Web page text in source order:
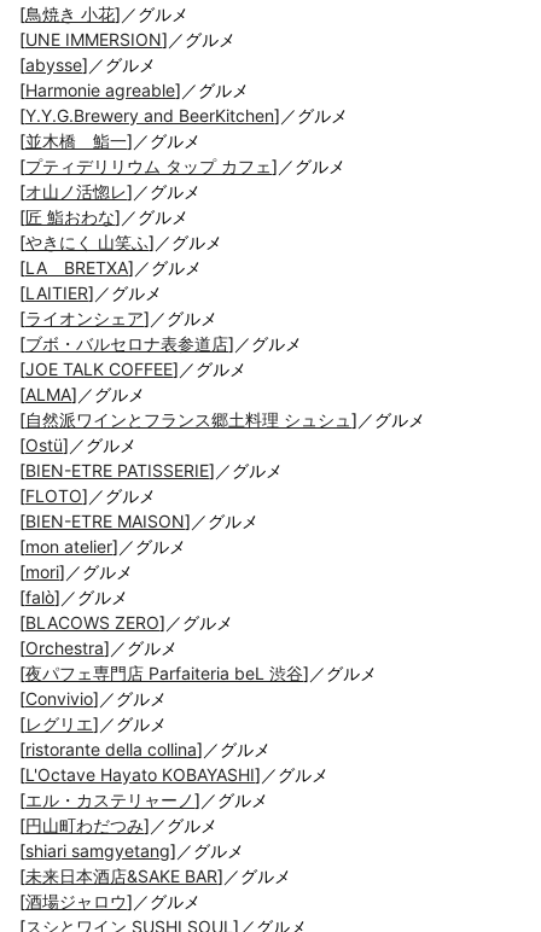
[鳥焼き 小花]／グルメ
[UNE IMMERSION]／グルメ
[abysse]／グルメ
[Harmonie agreable]／グルメ
[Y.Y.G.Brewery and BeerKitchen]／グルメ
[並木橋 鮨一]／グルメ
[プティデリリウム タップ カフェ]／グルメ
[オ山ノ活惚レ]／グルメ
[匠 鮨おわな]／グルメ
[やきにく 山笑ふ]／グルメ
[LA BRETXA]／グルメ
[LAITIER]／グルメ
[ライオンシェア]／グルメ
[ブボ・バルセロナ表参道店]／グルメ
[JOE TALK COFFEE]／グルメ
[ALMA]／グルメ
[自然派ワインとフランス郷土料理 シュシュ ]／グルメ
[Ostü]／グルメ
[BIEN-ETRE PATISSERIE]／グルメ
[FLOTO]／グルメ
[BIEN-ETRE MAISON]／グルメ
[mon atelier]／グルメ
[mori]／グルメ
[falò]／グルメ
[BLACOWS ZERO]／グルメ
[Orchestra]／グルメ
[夜パフェ専門店 Parfaiteria beL 渋谷]／グルメ
[Convivio]／グルメ
[レグリエ]／グルメ
[ristorante della collina]／グルメ
[L'Octave Hayato KOBAYASHI]／グルメ
[エル・カステリャーノ]／グルメ
[円山町わだつみ]／グルメ
[shiari samgyetang]／グルメ
[未来日本酒店&SAKE BAR]／グルメ
[酒場ジャロウ]／グルメ
[スシとワイン SUSHI SOUL ]／グルメ